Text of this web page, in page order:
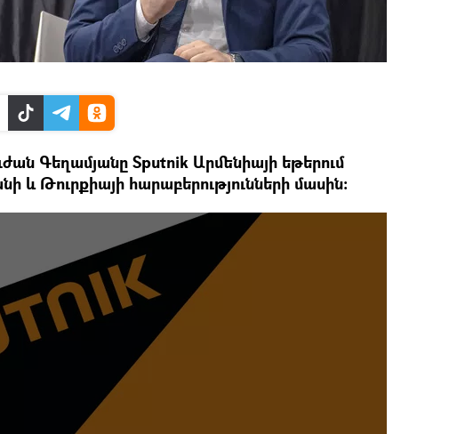
Գեղամյանը Sputnik Արմենիայի եթերում
և Թուրքիայի հարաբերությունների մասին։